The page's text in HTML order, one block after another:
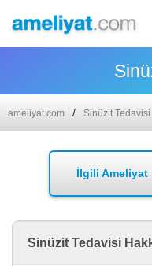
ameliyat.com Sinüzit Tedavisi
İlgili Ameliyat
Sinüzit Tedavisi